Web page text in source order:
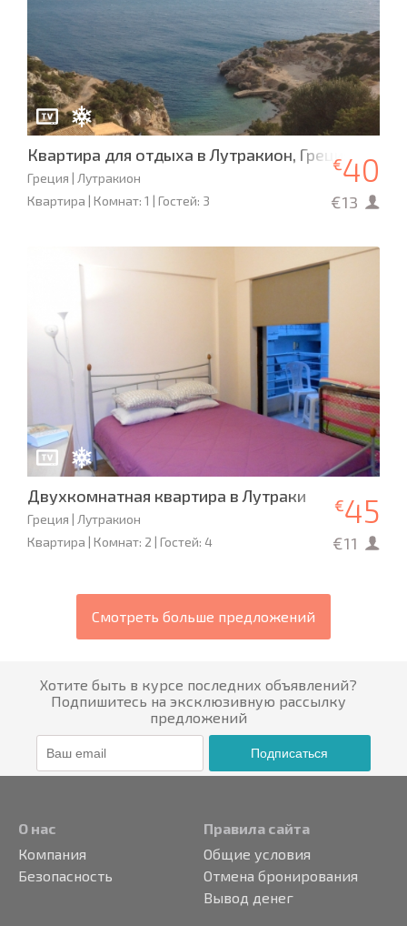
Квартира для отдыха в Лутракион, Греция
Греция | Лутракион
Квартира | Комнат: 1 | Гостей: 3
€40
€13
Двухкомнатная квартира в Лутраки
Греция | Лутракион
Квартира | Комнат: 2 | Гостей: 4
€45
€11
Смотреть больше предложений
Хотите быть в курсе последних объявлений?
Подпишитесь на эксклюзивную рассылку
предложений
Подписаться
О нас
Компания
Безопасность
Правила сайта
Общие условия
Отмена бронирования
Вывод денег